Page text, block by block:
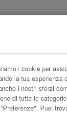
i cookie per
la tua esperienza
i nostri sforzi
di tutte le
Puoi
Toledo